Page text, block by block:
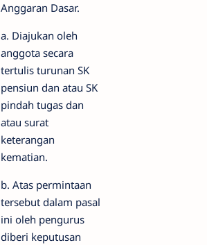
Anggaran Dasar.
a. Diajukan oleh
anggota secara
tertulis turunan SK
pensiun dan atau SK
pindah tugas dan
atau surat
keterangan
kematian.
b. Atas permintaan
tersebut dalam pasal
ini oleh pengurus
diberi keputusan